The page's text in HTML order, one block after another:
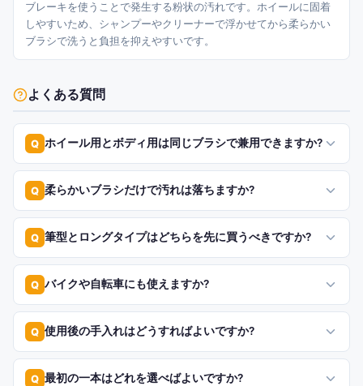
ブレーキを使うことで発生する粉状の汚れです。ホイールに固着
しやすいため、シャンプーやクリーナーで浮かせてから柔らかい
ブラシで洗うと負担を抑えやすいです。
よくある質問
Q ホイール用とボディ用は同じブラシで兼用できますか?
Q 柔らかいブラシだけで汚れは落ちますか?
Q 筆型とロングタイプはどちらを先に買うべきですか?
Q バイクや自転車にも使えますか?
Q 使用後の手入れはどうすればよいですか?
Q 最初の一本はどれを選べばよいですか?